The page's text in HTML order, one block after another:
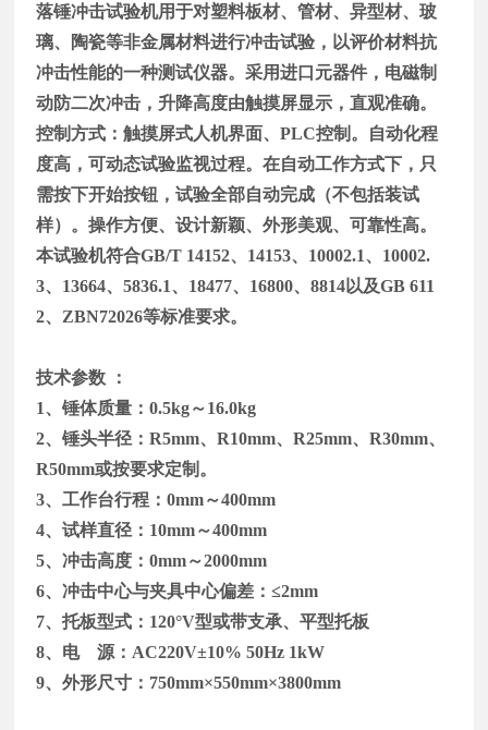
落锤冲击试验机用于对塑料板材、管材、异型材、玻
璃、陶瓷等非金属材料进行冲击试验，以评价材料抗
冲击性能的一种测试仪器。采用进口元器件，电磁制
动防二次冲击，升降高度由触摸屏显示，直观准确。
控制方式：触摸屏式人机界面、PLC控制。自动化程
度高，可动态试验监视过程。在自动工作方式下，只
需按下开始按钮，试验全部自动完成（不包括装试
样）。操作方便、设计新颖、外形美观、可靠性高。
本试验机符合GB/T 14152、 14153、 10002.1、 10002.
3、 13664、5836.1、 18477、 16800、8814以及GB 611
2、 ZBN72026等标准要求。
技术参数
：
1、锤体质量：0.5kg～16.0kg
2、锤头半径：R5mm、R10mm、R25mm、R30mm、
R50mm或按要求定制。
3、工作台行程：0mm～400mm
4、试样直径： 10mm～400mm
5、冲击高度：0mm～2000mm
6、冲击中心与夹具中心偏差：≤2mm
7、托板型式： 120°V型或带支承、平型托板
8、电 源： AC220V±10% 50Hz 1kW
9、外形尺寸： 750mm×550mm×3800mm